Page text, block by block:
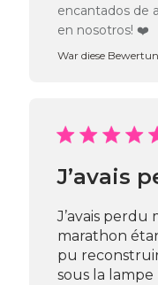
encantados de
en nosotros! ❤️
War diese
J’avais
J’avais
marathon
pu
sous la